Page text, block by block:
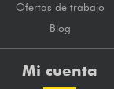
Ofertas de trabajo
Blog
Mi cuenta